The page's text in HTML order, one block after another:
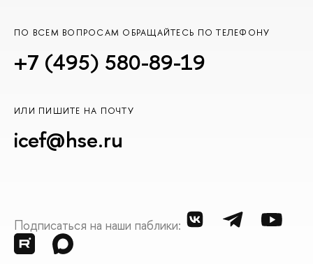
ПО ВСЕМ ВОПРОСАМ ОБРАЩАЙТЕСЬ ПО ТЕЛЕФОНУ
+7 (495) 580-89-19
ИЛИ ПИШИТЕ НА ПОЧТУ
icef@hse.ru
Подписаться на наши паблики: